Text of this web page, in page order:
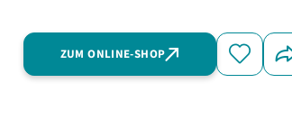
ZUM ONLINE-SHOP